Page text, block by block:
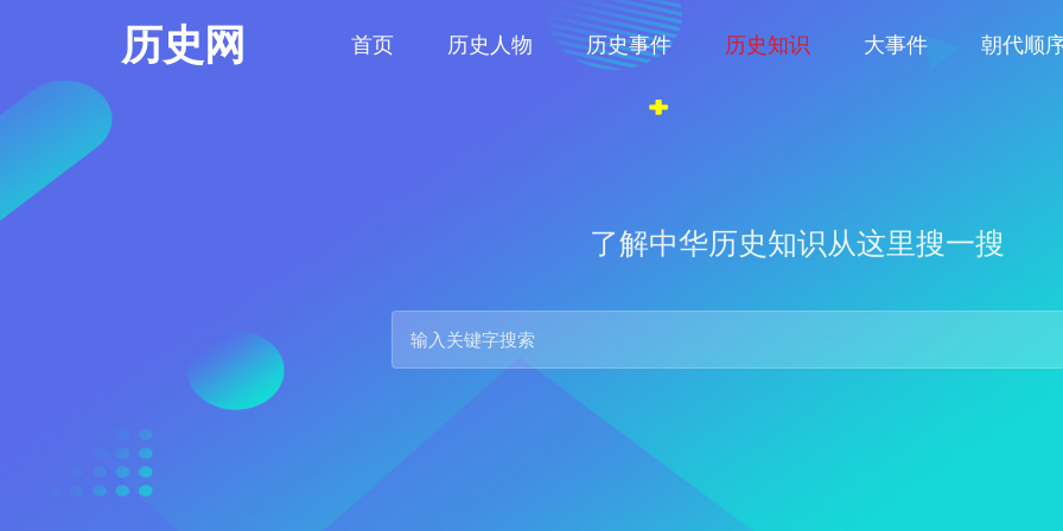
历史网 首页 历史人物 历史事件 历史知识 大事件 朝代顺
了解中华历史知识从这里搜一搜